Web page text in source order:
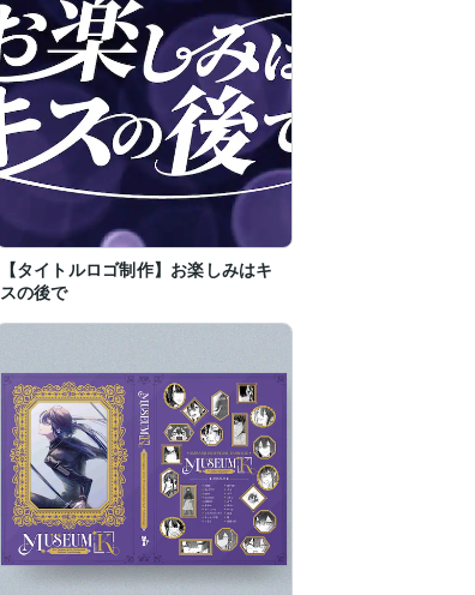
【タイトルロゴ制作】お楽しみはキ
スの後で